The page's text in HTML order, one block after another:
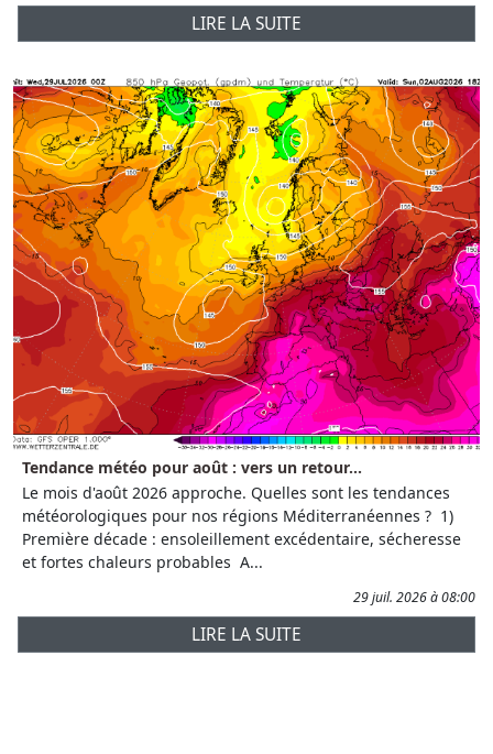
LIRE LA SUITE
Tendance météo pour août : vers un retour...
Le mois d'août 2026 approche. Quelles sont les tendances
météorologiques pour nos régions Méditerranéennes ? 1)
Première décade : ensoleillement excédentaire, sécheresse
et fortes chaleurs probables A...
29 juil. 2026 à 08:00
LIRE LA SUITE